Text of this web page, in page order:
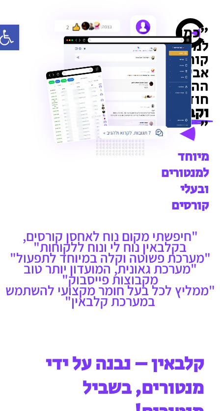
פתח "כמו
למכור
קורס
אבל
ההכנסה
חודשית
וקבועה
"
מיוחד
למנטורים
ובעלי
קורסים
"חיפשתי מקום נוח לאחסן קורסים,
בקלבאין נוח לי ונוח ללקוחות"
"מערכת פשוטה וקלה במיוחד לתפעול"
"מערכת גאונית, המועדון יותר טוב
מקבוצות פייסבוק"
"ממליץ לכל בעל חומר מקצועי להשתמש
במערכת קלבאין"
קלבאין – נבנה על ידי
מנטורים, בשביל